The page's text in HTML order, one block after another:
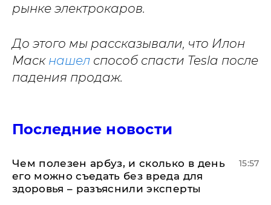
рынке электрокаров.
До этого мы рассказывали, что Илон
Маск нашел способ спасти Tesla после
падения продаж.
Последние новости
Чем полезен арбуз, и сколько в день
его можно съедать без вреда для
здоровья – разъяснили эксперты
15:57